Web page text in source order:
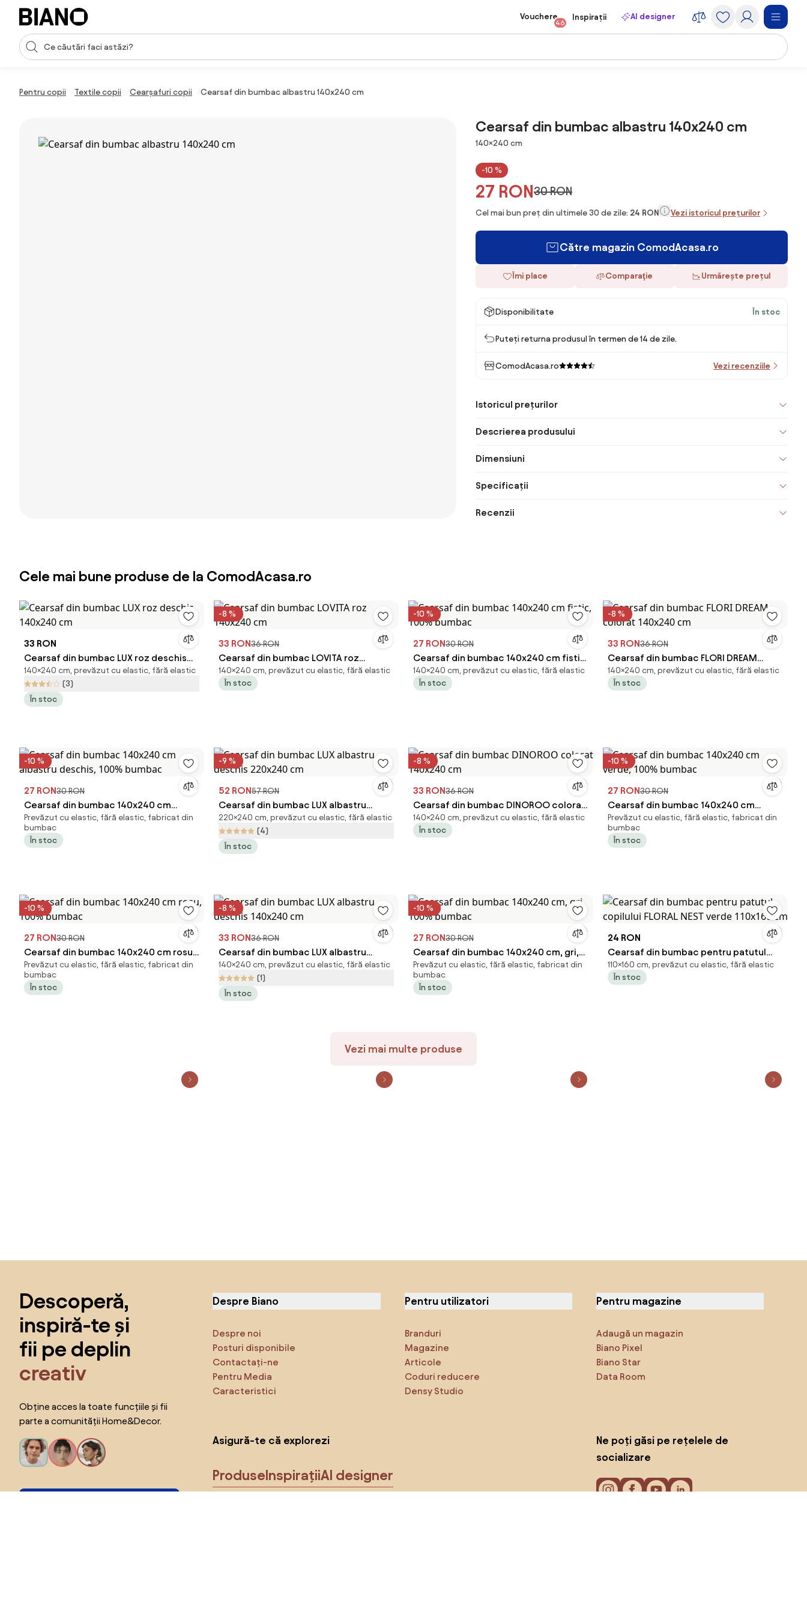
Sari peste navigare, accesează conținutul
Introducerea căutării
Vouchere
46
Inspirații AI designer
Pentru copii Textile copii Cearșafuri copii Cearsaf din bumbac albastru 140x240 cm
Cearsaf din bumbac albastru 140x240 cm
Dimensiuni
140×240 cm
-10 %
27 RON30 RON
Cel mai bun preț din ultimele 30 de zile: 24 RON Vezi istoricul prețurilor
Către magazin ComodAcasa.ro
Îmi place Comparaţie Urmărește prețul
Disponibilitate În stoc
Puteți returna produsul în termen de 14 de zile.
ComodAcasa.ro Vezi recenziile
Istoricul prețurilor
Descrierea produsului
Dimensiuni
Specificații
Recenzii
Cele mai bune produse de la ComodAcasa.ro
33 RON
Cearsaf din bumbac LUX roz deschis
140x240 cm
140×240 cm, prevăzut cu elastic, fără elastic
(3)
În stoc
-8 %
33 RON36 RON
Cearsaf din bumbac LOVITA roz
140x240 cm
140×240 cm, prevăzut cu elastic, fără elastic
În stoc
-10 %
27 RON30 RON
Cearsaf din bumbac 140x240 cm fistic,
100% bumbac
140×240 cm, prevăzut cu elastic, fără elastic
În stoc
-8 %
33 RON36 RON
Cearsaf din bumbac FLORI DREAM
colorat 140x240 cm
140×240 cm, prevăzut cu elastic, fără elastic
În stoc
-10 %
27 RON30 RON
Cearsaf din bumbac 140x240 cm
albastru deschis, 100% bumbac
Prevăzut cu elastic, fără elastic, fabricat din
bumbac
În stoc
-9 %
52 RON57 RON
Cearsaf din bumbac LUX albastru
deschis 220x240 cm
220×240 cm, prevăzut cu elastic, fără elastic
(4)
În stoc
-8 %
33 RON36 RON
Cearsaf din bumbac DINOROO colorat
140x240 cm
140×240 cm, prevăzut cu elastic, fără elastic
În stoc
-10 %
27 RON30 RON
Cearsaf din bumbac 140x240 cm
verde, 100% bumbac
Prevăzut cu elastic, fără elastic, fabricat din
bumbac
În stoc
-10 %
27 RON30 RON
Cearsaf din bumbac 140x240 cm rosu,
100% bumbac
Prevăzut cu elastic, fără elastic, fabricat din
bumbac
În stoc
-8 %
33 RON36 RON
Cearsaf din bumbac LUX albastru
deschis 140x240 cm
140×240 cm, prevăzut cu elastic, fără elastic
(1)
În stoc
-10 %
27 RON30 RON
Cearsaf din bumbac 140x240 cm, gri,
100% bumbac
Prevăzut cu elastic, fără elastic, fabricat din
bumbac
În stoc
24 RON
Cearsaf din bumbac pentru patutul
copilului FLORAL NEST verde 110x160 cm
110×160 cm, prevăzut cu elastic, fără elastic
În stoc
Vezi mai multe produse
Descoperă,
inspiră-te și
fii pe deplin
creativ
Obține acces la toate funcțiile și fii
parte a comunității Home&Decor.
Despre Biano
Despre noi
Posturi disponibile
Contactați-ne
Pentru Media
Caracteristici
Pentru utilizatori
Branduri
Magazine
Articole
Coduri reducere
Densy Studio
Pentru magazine
Adaugă un magazin
Biano Pixel
Biano Star
Data Room
Asigură-te că explorezi
Produse InspirațiiAI designer
Ne poți găsi pe rețelele de
socializare